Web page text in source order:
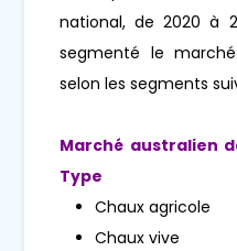
national, de 2020 à
segmenté le
selon les segments
Marché australien
Type
Chaux agricole
Chaux vive